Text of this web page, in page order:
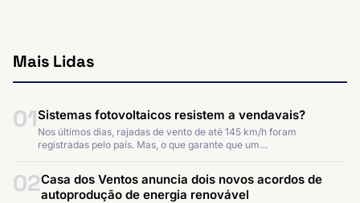
Mais Lidas
01Sistemas fotovoltaicos resistem a vendavais?
Nos últimos dias, rajadas de vento de até 145 km/h foram
registradas pelo país. Mas, o que garante que um…
02Casa dos Ventos anuncia dois novos acordos de
autoprodução de energia renovável